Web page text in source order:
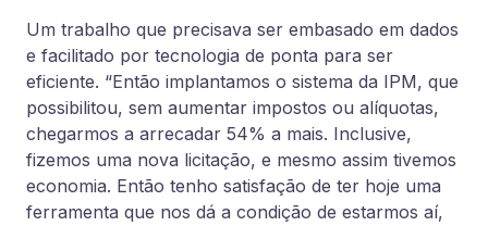
Um trabalho que precisava ser embasado em dados
e facilitado por tecnologia de ponta para ser
eficiente. “Então implantamos o sistema da IPM, que
possibilitou, sem aumentar impostos ou alíquotas,
chegarmos a arrecadar 54% a mais. Inclusive,
fizemos uma nova licitação, e mesmo assim tivemos
economia. Então tenho satisfação de ter hoje uma
ferramenta que nos dá a condição de estarmos aí,